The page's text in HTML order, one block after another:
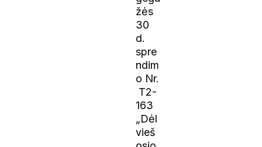
žės
30
d.
spre
ndim
o Nr.
T2-
163
„Dėl
vieš